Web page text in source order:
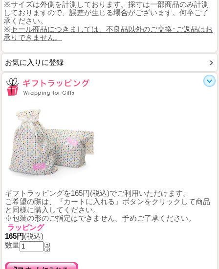
※サイズは外側を計測しております。採寸は一部商品のみ計測
しておりますので、誤差が生じる場合がございます。何卒ご了
承ください。
※セール商品につきましては、不良品以外のご交換･ご返品はお
承りできません。
お気に入りに登録
ギフトラッピングを165円(税込)でご利用いただけます。
ご希望の際は、『カートに入れる』ボタンをクリックして商品
と同様に購入してください。
※包装の形のご指定はできません。予めご了承ください。
ラッピング
165円(税込)
数量